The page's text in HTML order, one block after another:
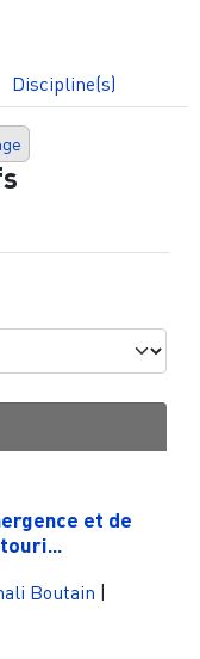
Discipline(s)
et de
Boutain